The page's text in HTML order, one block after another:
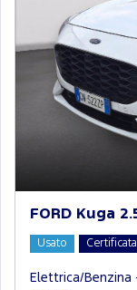
FORD Kuga
Usato
Elettrica/